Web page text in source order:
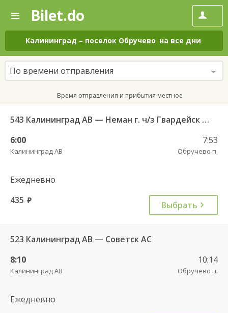
—
Поиск
и
покупка
билетов
на
автобус
онлайн
Bilet.do
Калининград – поселок Обручево на все дни
По времени отправления
Время отправления и прибытия местное
543 Калининград АВ — Неман г. ч/з Гвардейск КДП, Большаково п.
6:00
Калининград АВ
7:53
Обручево п.
Ежедневно
435 руб. Выбрать
523 Калининград АВ — Советск АС
8:10
Калининград АВ
10:14
Обручево п.
Ежедневно